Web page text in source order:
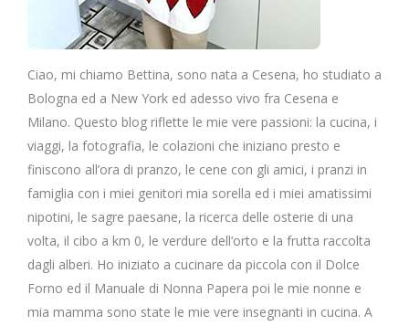
Ciao, mi chiamo Bettina, sono nata a Cesena, ho studiato a
Bologna ed a New York ed adesso vivo fra Cesena e
Milano. Questo blog riflette le mie vere passioni: la cucina, i
viaggi, la fotografia, le colazioni che iniziano presto e
finiscono all’ora di pranzo, le cene con gli amici, i pranzi in
famiglia con i miei genitori mia sorella ed i miei amatissimi
nipotini, le sagre paesane, la ricerca delle osterie di una
volta, il cibo a km 0, le verdure dell’orto e la frutta raccolta
dagli alberi. Ho iniziato a cucinare da piccola con il Dolce
Forno ed il Manuale di Nonna Papera poi le mie nonne e
mia mamma sono state le mie vere insegnanti in cucina. A